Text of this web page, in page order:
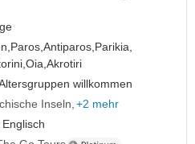
Paros,Antiparos,Parikia,
Oia,Akrotiri
willkommen
Inseln +2 mehr